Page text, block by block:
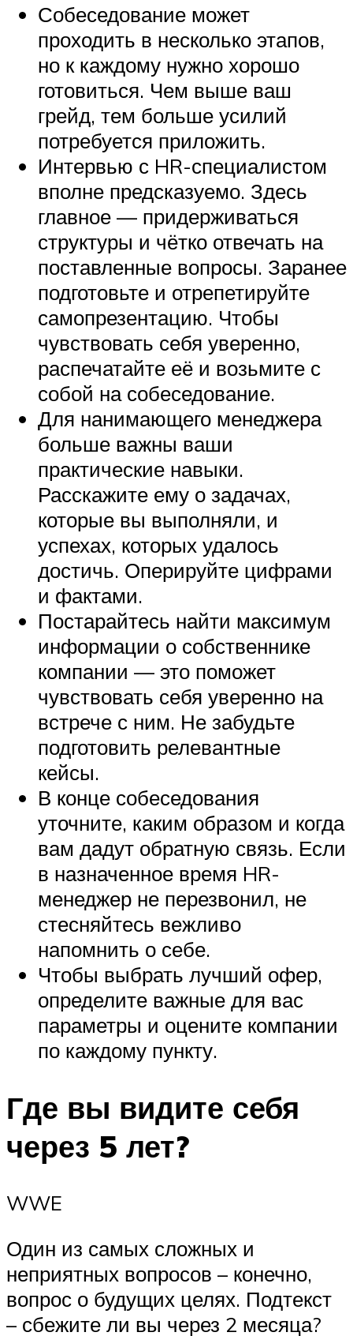
Собеседование может
проходить в несколько этапов,
но к каждому нужно хорошо
готовиться. Чем выше ваш
грейд, тем больше усилий
потребуется приложить.
Интервью с HR-специалистом
вполне предсказуемо. Здесь
главное — придерживаться
структуры и чётко отвечать на
поставленные вопросы. Заранее
подготовьте и отрепетируйте
самопрезентацию. Чтобы
чувствовать себя уверенно,
распечатайте её и возьмите с
собой на собеседование.
Для нанимающего менеджера
больше важны ваши
практические навыки.
Расскажите ему о задачах,
которые вы выполняли, и
успехах, которых удалось
достичь. Оперируйте цифрами
и фактами.
Постарайтесь найти максимум
информации о собственнике
компании — это поможет
чувствовать себя уверенно на
встрече с ним. Не забудьте
подготовить релевантные
кейсы.
В конце собеседования
уточните, каким образом и когда
вам дадут обратную связь. Если
в назначенное время HR-
менеджер не перезвонил, не
стесняйтесь вежливо
напомнить о себе.
Чтобы выбрать лучший офер,
определите важные для вас
параметры и оцените компании
по каждому пункту.
Где вы видите себя
через 5 лет?
WWE
Один из самых сложных и
неприятных вопросов – конечно,
вопрос о будущих целях. Подтекст
– сбежите ли вы через 2 месяца?